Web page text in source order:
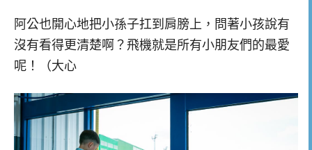
阿公也開心地把小孫子扛到肩膀上，問著小孩說有
沒有看得更清楚啊？飛機就是所有小朋友們的最愛
呢！（大心